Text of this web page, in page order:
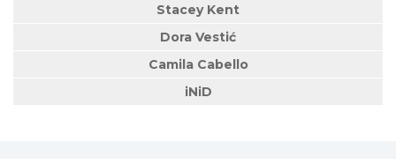
Stacey Kent
Dora Vestić
Camila Cabello
iNiD